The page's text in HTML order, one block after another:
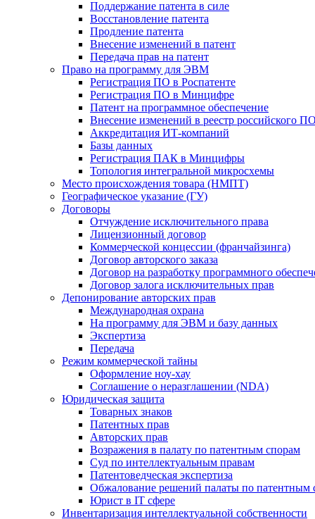
Поддержание патента в силе
Восстановление патента
Продление патента
Внесение изменений в патент
Передача прав на патент
Право на программу для ЭВМ
Регистрация ПО в Роспатенте
Регистрация ПО в Минцифре
Патент на программное обеспечение
Внесение изменений в реестр российского ПО
Аккредитация ИТ-компаний
Базы данных
Регистрация ПАК в Минцифры
Топология интегральной микросхемы
Место происхождения товара (НМПТ)
Географическое указание (ГУ)
Договоры
Отчуждение исключительного права
Лицензионный договор
Коммерческой концессии (франчайзинга)
Договор авторского заказа
Договор на разработку программного
Договор залога исключительных прав
Депонирование авторских прав
Международная охрана
На программу для ЭВМ и базу данных
Экспертиза
Передача
Режим коммерческой тайны
Оформление ноу-хау
Соглашение о неразглашении (NDA)
Юридическая защита
Товарных знаков
Патентных прав
Авторских прав
Возражения в палату по патентным спорам
Суд по интеллектуальным правам
Патентоведческая экспертиза
Обжалование решений палаты по патентным
Юрист в IT сфере
Инвентаризация интеллектуальной собственности